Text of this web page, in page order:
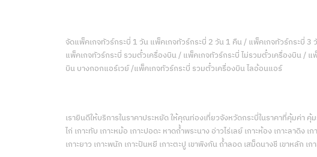
จัดแพ็คเกจทัวร์กระบี่ 1 วัน แพ็คเกจทัวร์กระบี่ 2 วัน 1 คืน / แพ็คเกจทัวร์กระบี่
แพ็คเกจทัวร์กระบี่ รวมตั๋วเครื่องบิน / แพ็คเกจทัวร์กระบี่ ไม่รวมตั๋วเครื่องบิน /
บิน บางกอกแอร์เวย์ /แพ็คเกจทัวร์กระบี่ รวมตั๋วเครื่องบิน ไลอ้อนแอร์
เรายินดีให้บริการในราคาประหยัด ให้คุณท่องเที่ยวจังหวัดกระบี่ในราคาที่คุ้มค่า
ไก่ เกาะทับ เกาะหม้อ เกาะปอดะ หาดถ้ำพระนาง อ่าวไร่เลย์ เกาะห้อง เกาะลาดิง
เกาะยาว เกาะพนัก เกาะปันหยี เกาะตะปู เขาพิงกัน ถ้ำลอด เสม็ดนางชี เขาหลัก เก